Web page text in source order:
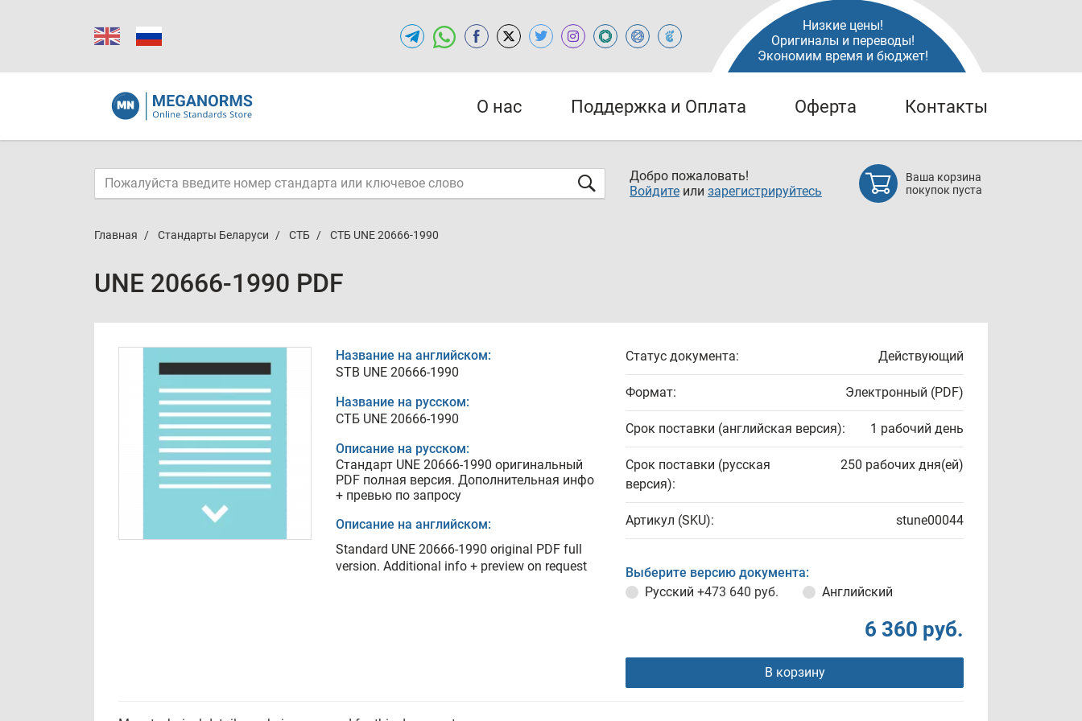
Низкие цены!
Оригиналы и переводы!
Экономим время и бюджет!
О нас Поддержка и Оплата Оферта Контакты
Добро пожаловать!
Войдите или зарегистрируйтесь
Ваша корзина
покупок пуста
Главная Стандарты Беларуси СТБ СТБ UNE 20666-1990
UNE 20666-1990 PDF
Название на английском:
STB UNE 20666-1990
Название на русском:
СТБ UNE 20666-1990
Описание на русском:
Стандарт UNE 20666-1990 оригинальный
PDF полная версия. Дополнительная инфо
+ превью по запросу
Описание на английском:
Standard UNE 20666-1990 original PDF full
version. Additional info + preview on request
Статус документа: Действующий
Формат: Электронный (PDF)
Срок поставки (английская версия): 1 рабочий день
Срок поставки (русская
версия):
250 рабочих дня(ей)
Артикул (SKU): stune00044
Выберите версию документа:
Русский +473 640 руб. Английский
6 360 руб.
В корзину